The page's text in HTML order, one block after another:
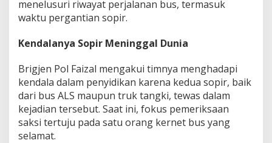
u
s
S
a
n
T
e
m
u
menelusuri riwayat perjalanan bus, termasuk
waktu pergantian sopir.
Kendalanya Sopir Meninggal Dunia
Brigjen Pol Faizal mengakui timnya menghadapi
kendala dalam penyidikan karena kedua sopir, baik
dari bus ALS maupun truk tangki, tewas dalam
kejadian tersebut. Saat ini, fokus pemeriksaan
saksi tertuju pada satu orang kernet bus yang
selamat.